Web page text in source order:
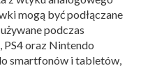
mogą być podłączane
podczas
oraz Nintendo
smartfonów i tabletów,